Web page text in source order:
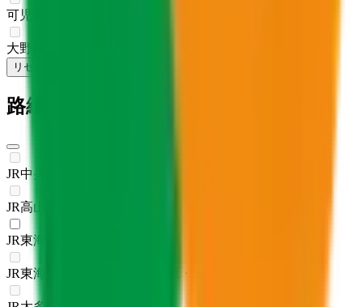
可児郡御嵩町
大野郡白川村
リセット
路線からさがす
JR中央本線(名古屋～塩尻)
JR高山本線
JR東海道本線(浜松～岐阜)
JR東海道本線(岐阜～美濃赤坂・米原)